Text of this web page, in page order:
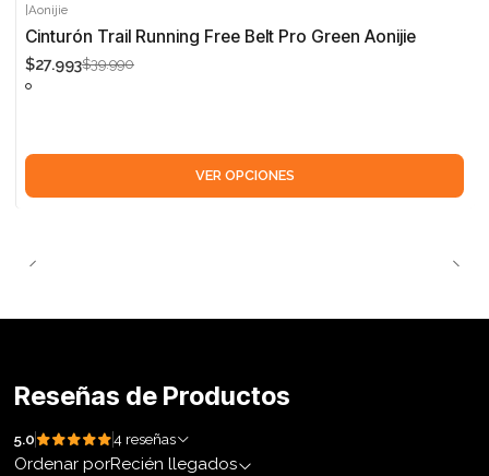
-30%
|Aonijie
Cinturón Trail Running Free Belt Pro Green Aonijie
$27.993$39.990
VER OPCIONES
Reseñas de Productos
5.0 4 reseñas
Ordenar porRecién llegados